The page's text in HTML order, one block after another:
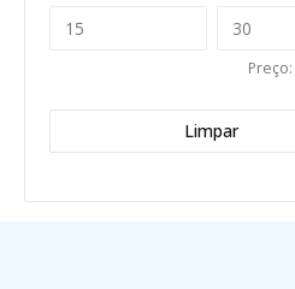
Preço:
Limpar